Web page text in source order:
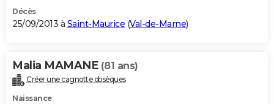
Décès
25/09/2013 à Saint-Maurice (Val-de-Marne)
Malia MAMANE (81 ans)
Créer une cagnotte obsèques
Naissance